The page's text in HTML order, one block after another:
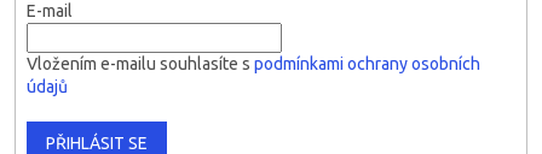
E-mail
Vložením e-mailu souhlasíte s podmínkami ochrany osobních
údajů
PŘIHLÁSIT SE